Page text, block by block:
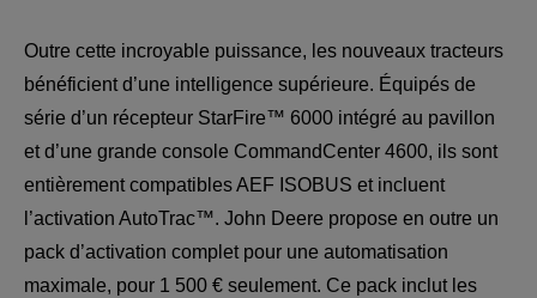
Outre cette incroyable puissance, les nouveaux tracteurs
bénéficient d’une intelligence supérieure. Équipés de
série d’un récepteur StarFire™ 6000 intégré au pavillon
et d’une grande console CommandCenter 4600, ils sont
entièrement compatibles AEF ISOBUS et incluent
l’activation AutoTrac™. John Deere propose en outre un
pack d’activation complet pour une automatisation
maximale, pour 1 500 € seulement. Ce pack inclut les